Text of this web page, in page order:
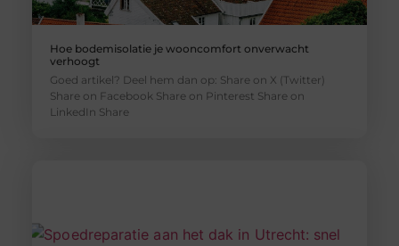
Hoe bodemisolatie je wooncomfort onverwacht
verhoogt
Goed artikel? Deel hem dan op: Share on X (Twitter)
Share on Facebook Share on Pinterest Share on
LinkedIn Share